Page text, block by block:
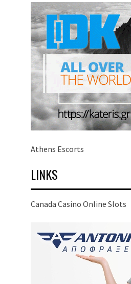
Athens Escorts
LINKS
Canada Casino Online Slots